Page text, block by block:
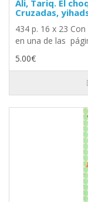
Ali, Tariq. El
Cruzadas,
434 p. 16 x 23
en una de las
5.00€